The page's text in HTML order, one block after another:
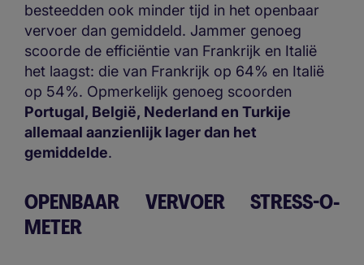
besteedden ook minder tijd in het openbaar
vervoer dan gemiddeld. Jammer genoeg
scoorde de efficiëntie van Frankrijk en Italië
het laagst: die van Frankrijk op 64% en Italië
op 54%. Opmerkelijk genoeg scoorden
Portugal, België, Nederland en Turkije
allemaal aanzienlijk lager dan het
gemiddelde.
OPENBAAR VERVOER STRESS-O-
METER